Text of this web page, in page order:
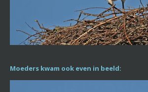
Moeders kwam ook even in beeld: